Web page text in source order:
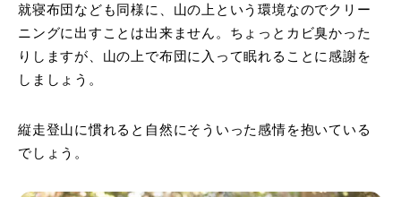
就寝布団なども同様に、山の上という環境なのでクリー
ニングに出すことは出来ません。ちょっとカビ臭かった
りしますが、山の上で布団に入って眠れることに感謝を
しましょう。
縦走登山に慣れると自然にそういった感情を抱いている
でしょう。